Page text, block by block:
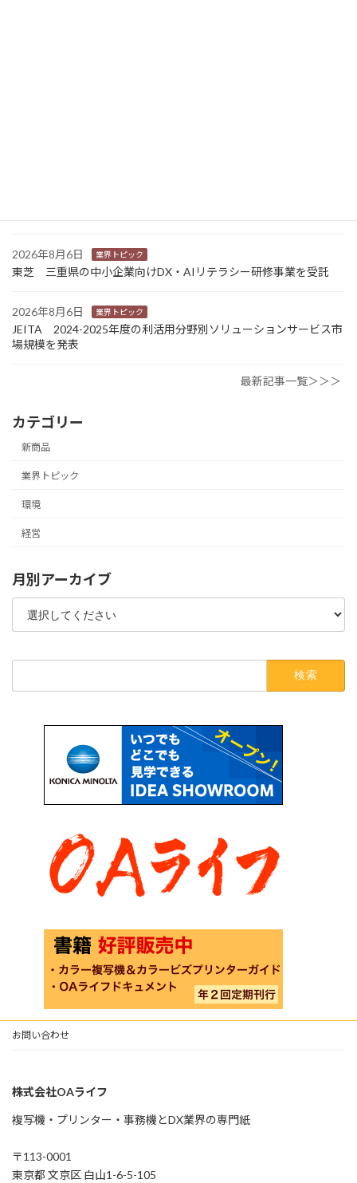
2026年8月6日 業界トピック
東芝 三重県の中小企業向けDX・AIリテラシー研修事業を受託
2026年8月6日 業界トピック
JEITA 2024-2025年度の利活用分野別ソリューションサービス市
場規模を発表
最新記事一覧＞＞＞
カテゴリー
新商品
業界トピック
環境
経営
月別アーカイブ
お問い合わせ
株式会社OAライフ
複写機・プリンター・事務機とDX業界の専門紙
〒113-0001
東京都 文京区 白山1-6-5-105